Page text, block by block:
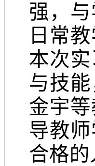
强，
日常
本次
与技
金宇
导教
合格